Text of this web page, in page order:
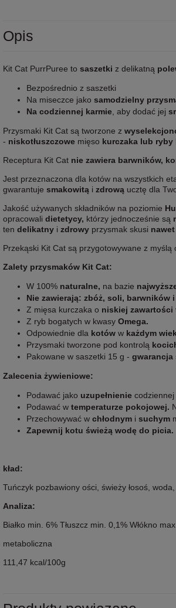
Opis
Kit Cat PurrPuree to saszetki z delikatną
Bezpośrednio z saszetki
Na miseczce jako samodzielny
Na codziennej karmie , aby dodać jej
Przysmaki Kit Cat są tworzone z
- niskotłuszczowe mięso kurczaka lub ryby
Receptura Kit Cat nie zawiera barwników,
Jest przeznaczona dla kotów na wszystkich
gwarantuje smakowitą i zdrową ucztę dla
Jakość używanych składników na poziomie
opracowali dietetycy, którzy jednocześnie są
ten delikatny i zdrowy przysmak skusi
Przekąski Kit Cat są przygotowywane z
Zalety przysmaków Kit Cat:
W 100% naturalne, na bazie
Nie zawierają: zbóż, soli, barwników
Z mięsa kurczaka o niskiej zawartości
Z ryb bogatych w kwasy Omega.
Odpowiednie dla kotów w każdym
Przysmaki tworzone pod kontrolą
Pakowane w saszetki 15 g - gwarancja
Zalecenia żywieniowe:
Podawać jako uzupełnienie
Podawać w temperaturze pokojowej.
Przechowywać w chłodnym i suchym
Zapewnij kotu świeżą wodę do picia.
kład:
Tuńczyk pozbawiony ości, świeży łosoś,
Analiza:
Białko min. 6% Tłuszcz min. 0,1% Włókno
metaboliczna
111,47 kcal/100g